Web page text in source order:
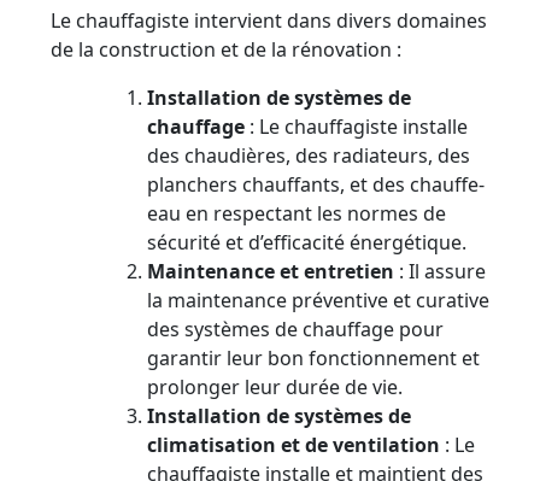
Le chauffagiste intervient dans divers domaines
de la construction et de la rénovation :
Installation de systèmes de
chauffage : Le chauffagiste installe
des chaudières, des radiateurs, des
planchers chauffants, et des chauffe-
eau en respectant les normes de
sécurité et d’efficacité énergétique.
Maintenance et entretien : Il assure
la maintenance préventive et curative
des systèmes de chauffage pour
garantir leur bon fonctionnement et
prolonger leur durée de vie.
Installation de systèmes de
climatisation et de ventilation : Le
chauffagiste installe et maintient des